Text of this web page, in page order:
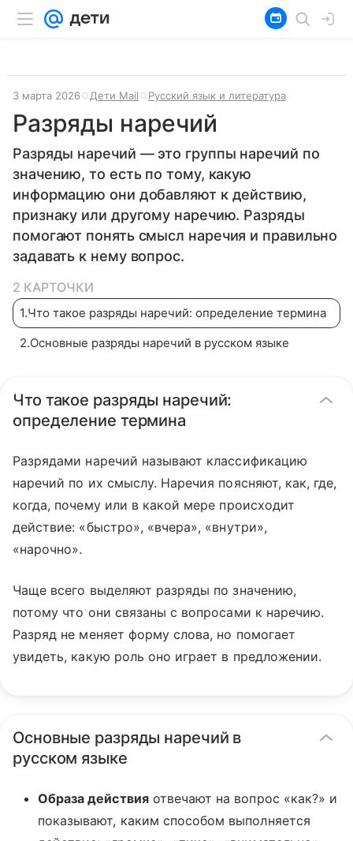
3 марта 2026 Дети Mail Русский язык и литература
Разряды наречий
Разряды наречий — это группы наречий по
значению, то есть по тому, какую
информацию они добавляют к действию,
признаку или другому наречию. Разряды
помогают понять смысл наречия и правильно
задавать к нему вопрос.
2 КАРТОЧКИ
1.Что такое разряды наречий: определение термина
2.Основные разряды наречий в русском языке
Что такое разряды наречий:
определение термина
Разрядами наречий называют классификацию
наречий по их смыслу. Наречия поясняют, как, где,
когда, почему или в какой мере происходит
действие: «быстро», «вчера», «внутри»,
«нарочно».
Чаще всего выделяют разряды по значению,
потому что они связаны с вопросами к наречию.
Разряд не меняет форму слова, но помогает
увидеть, какую роль оно играет в предложении.
Основные разряды наречий в
русском языке
Образа действияотвечают на вопрос «как?» и
показывают, каким способом выполняется